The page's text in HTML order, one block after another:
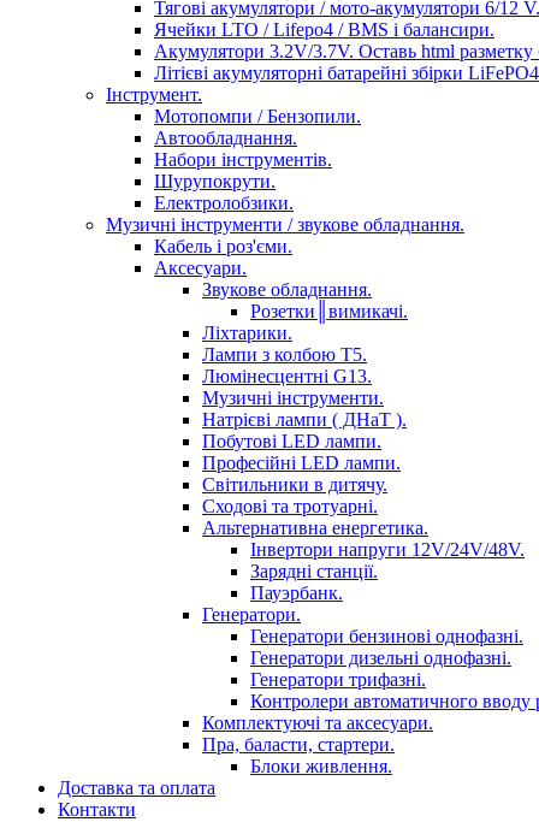
Тягові акумулятори / мото-акумулятори 6/12 V.
Ячейки LTO / Lifepo4 / BMS і балансири.
Акумулятори 3.2V/3.7V. Оставь html разметку
Літієві акумуляторні батарейні збірки
Інструмент.
Мотопомпи / Бензопили.
Автообладнання.
Набори інструментів.
Шурупокрути.
Електролобзики.
Музичні інструменти / звукове обладнання.
Кабель і роз'єми.
Аксесуари.
Звукове обладнання.
Розетки║вимикачі.
Ліхтарики.
Лампи з колбою Т5.
Люмінесцентні G13.
Музичні інструменти.
Натрієві лампи ( ДНаТ ).
Побутові LED лампи.
Професійні LED лампи.
Світильники в дитячу.
Сходові та тротуарні.
Альтернативна енергетика.
Інвертори напруги 12V/24V/48V.
Зарядні станції.
Пауэрбанк.
Генератори.
Генератори бензинові однофазні.
Генератори дизельні однофазні.
Генератори трифазні.
Контролери автоматичного вводу
Комплектуючі та аксесуари.
Пра, баласти, стартери.
Блоки живлення.
Доставка та оплата
Контакти